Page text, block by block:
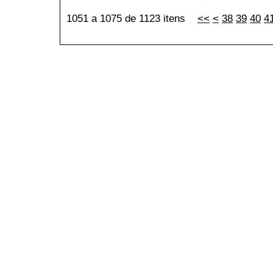
1051 a 1075 de 1123 itens << < 38 39 40